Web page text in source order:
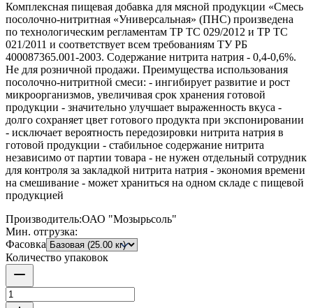
Комплексная пищевая добавка для мясной продукции «Смесь
посолочно-нитритная «Универсальная» (ПНС) произведена
по технологическим регламентам ТР ТС 029/2012 и ТР ТС
021/2011 и соответствует всем требованиям ТУ РБ
400087365.001-2003. Содержание нитрита натрия - 0,4-0,6%.
Не для розничной продажи. Преимущества использования
посолочно-нитритной смеси: - ингибирует развитие и рост
микроорганизмов, увеличивая срок хранения готовой
продукции - значительно улучшает выраженность вкуса -
долго сохраняет цвет готового продукта при экспонировании
- исключает вероятность передозировки нитрита натрия в
готовой продукции - стабильное содержание нитрита
независимо от партии товара - не нужен отдельный сотрудник
для контроля за закладкой нитрита натрия - экономия времени
на смешивание - может храниться на одном складе с пищевой
продукцией
Производитель:ОАО "Мозырьсоль"
Мин. отгрузка:
Фасовка
Количество упаковок